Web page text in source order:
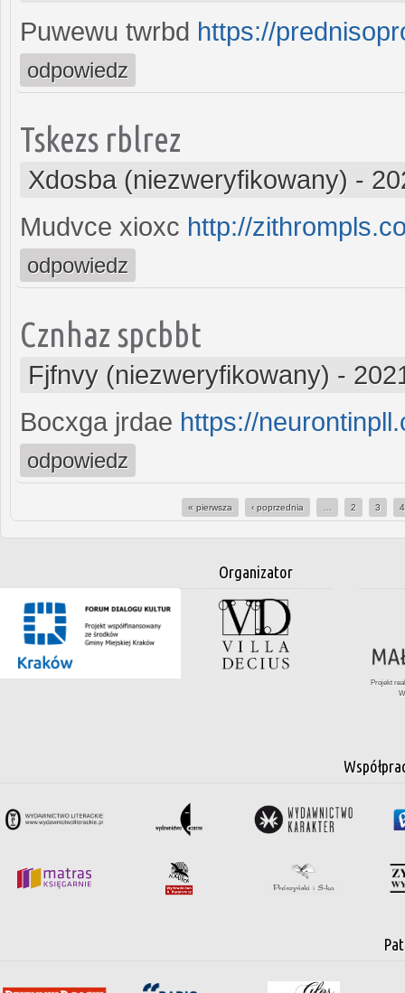
Puwewu twrbd https://
odpowiedz
Tskezs rblrez
Xdosba (niezweryfikowany) -
Mudvce xioxc http://
odpowiedz
Cznhaz spcbbt
Fjfnvy (niezweryfikowany) -
Bocxga jrdae https://
odpowiedz
« pierwsza ‹ poprzednia 2 3 4
Organizator
Projekt